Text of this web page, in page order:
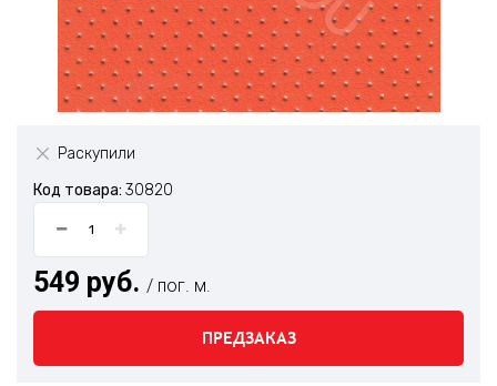
Раскупили
Код товара: 30820
549 руб. / пог. м.
ПРЕДЗАКАЗ